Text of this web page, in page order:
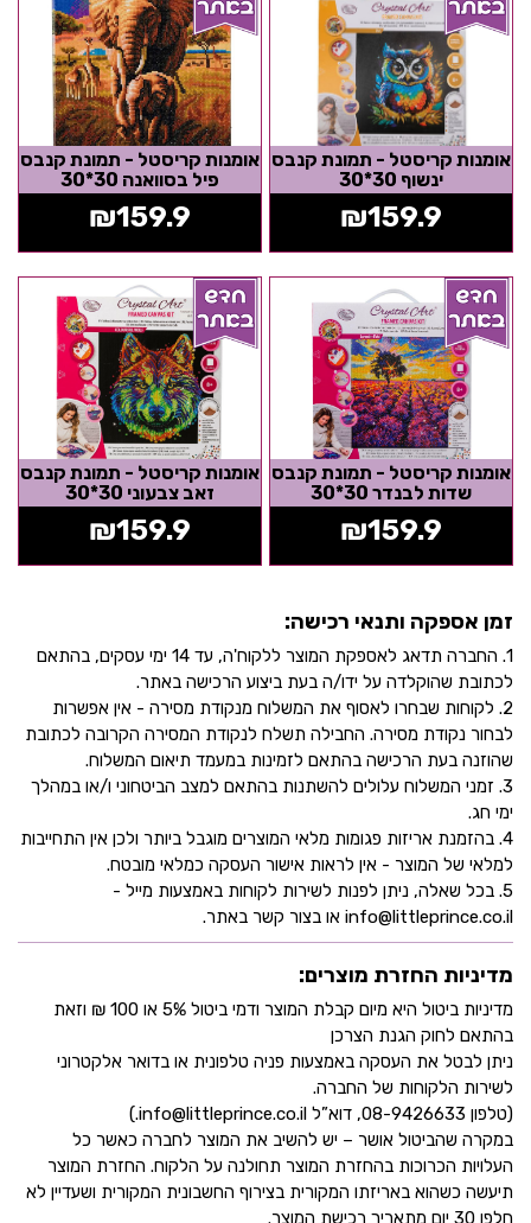
אומנות קריסטל - תמונת קנבס
ינשוף 30*30
₪159.9
אומנות קריסטל - תמונת קנבס
פיל בסוואנה 30*30
₪159.9
אומנות קריסטל - תמונת קנבס
שדות לבנדר 30*30
₪159.9
אומנות קריסטל - תמונת קנבס
זאב צבעוני 30*30
₪159.9
זמן אספקה ותנאי רכישה:
1. החברה תדאג לאספקת המוצר ללקוח'ה, עד 14 ימי עסקים, בהתאם
לכתובת שהוקלדה על ידו/ה בעת ביצוע הרכישה באתר.
2. לקוחות שבחרו לאסוף את המשלוח מנקודת מסירה - אין אפשרות
לבחור נקודת מסירה. החבילה תשלח לנקודת המסירה הקרובה לכתובת
שהוזנה בעת הרכישה בהתאם לזמינות במעמד תיאום המשלוח.
3. זמני המשלוח עלולים להשתנות בהתאם למצב הביטחוני ו/או במהלך
ימי חג.
4. בהזמנת אריזות פגומות מלאי המוצרים מוגבל ביותר ולכן אין התחייבות
למלאי של המוצר - אין לראות אישור העסקה כמלאי מובטח.
5. בכל שאלה, ניתן לפנות לשירות לקוחות באמצעות מייל -
info@littleprince.co.il או בצור קשר באתר.
מדיניות החזרת מוצרים:
מדיניות ביטול היא מיום קבלת המוצר ודמי ביטול 5% או 100 ₪ וזאת
בהתאם לחוק הגנת הצרכן
ניתן לבטל את העסקה באמצעות פניה טלפונית או בדואר אלקטרוני
לשירות הלקוחות של החברה.
(טלפון 08-9426633, דוא”ל info@littleprince.co.il.)
במקרה שהביטול אושר – יש להשיב את המוצר לחברה כאשר כל
העלויות הכרוכות בהחזרת המוצר תחולנה על הלקוח. החזרת המוצר
תיעשה כשהוא באריזתו המקורית בצירוף החשבונית המקורית ושעדיין לא
חלפו 30 יום מתאריך רכישת המוצר.